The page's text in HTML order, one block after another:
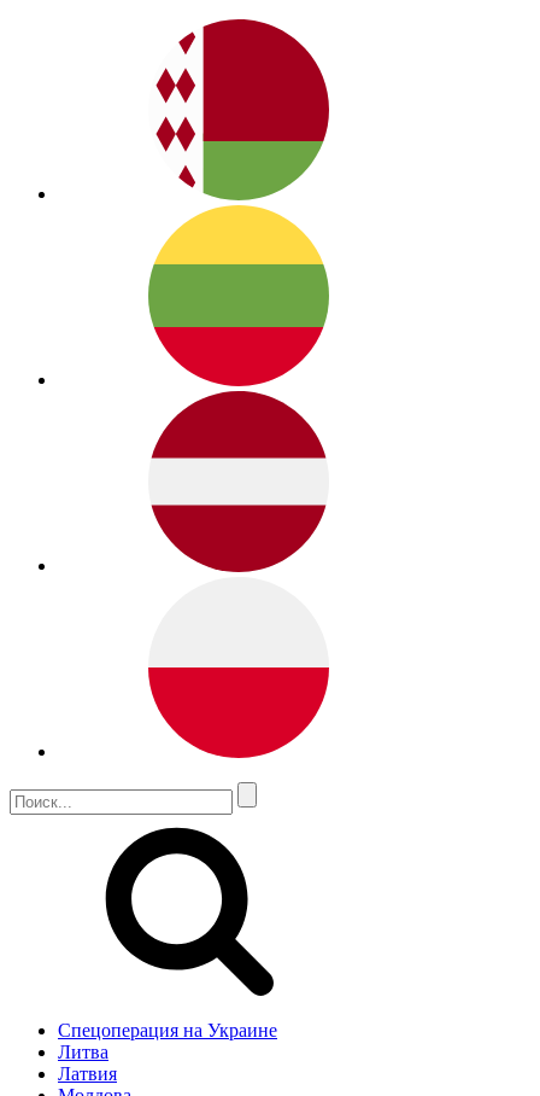
Спецоперация на Украине
Литва
Латвия